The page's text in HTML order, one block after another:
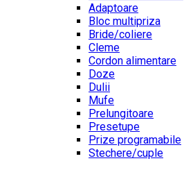
Adaptoare
Bloc multipriza
Bride/coliere
Cleme
Cordon alimentare
Doze
Dulii
Mufe
Prelungitoare
Presetupe
Prize programabile
Stechere/cuple